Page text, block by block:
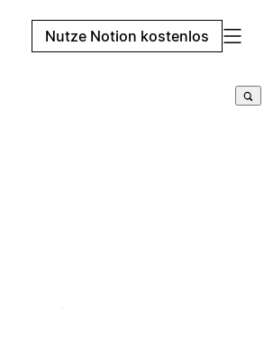
Nutze Notion kostenlos